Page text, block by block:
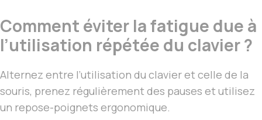
Comment éviter la fatigue due à
l’utilisation répétée du clavier ?
Alternez entre l’utilisation du clavier et celle de la
souris, prenez régulièrement des pauses et utilisez
un repose-poignets ergonomique.